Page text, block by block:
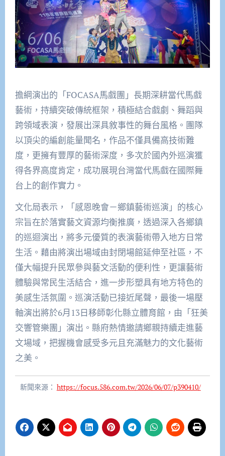
擔綱演出的「FOCASA馬戲團」長期深耕當代馬戲
藝術，持續突破傳統框架，積極結合戲劇、舞蹈與
跨領域表演，發展出深具敘事性的舞台風格。團隊
以頂尖的編創能量聞名，作品不僅具備高技術難
度，更擁有豐厚的藝術深度，多次於國內外巡演獲
得各界高度肯定，成功展現台灣當代馬戲在國際舞
台上的創作實力。
文化局表示，「感恩晚會－鄉鎮藝術巡演」的核心
宗旨在於落實藝文資源均衡推廣，透過深入各鄉鎮
的巡迴演出，將多元優質的表演藝術帶入地方日常
生活。藉由將演出場域由封閉場館延伸至社區，不
僅大幅提升民眾參與藝文活動的便利性，更讓藝術
體驗與常民生活結合，進一步形塑具有地方特色的
美感生活氛圍。巡演活動已接近尾聲，最後一場壓
軸演出將於6月13日移師彰化縣立體育館，由「狂美
交響管樂團」演出。縣府熱情邀請鄉親持續走進藝
文場域，把握機會感受多元且充滿魅力的文化藝術
之美。
新聞來源： https://focus.586.com.tw/2026/06/07/p390410/